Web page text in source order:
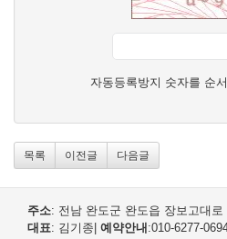
자동등록방지 숫자를 순
목록 이전글 다음글
주소: 전남 완도군 완도읍 장보고대로
대표: 김기종| 예약안내:010-6277-